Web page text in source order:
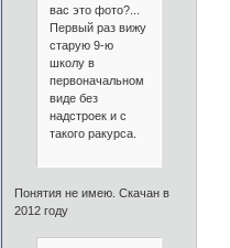
вас это фото?...
Первый раз вижу
старую 9-ю
школу в
первоначальном
виде без
надстроек и с
такого ракурса.
Понятия не имею. Скачан в
2012 году